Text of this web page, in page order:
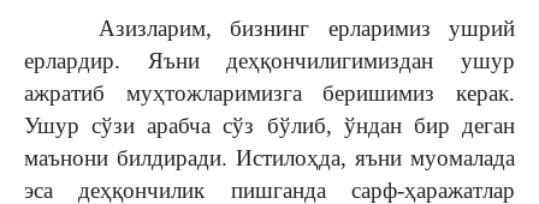
Азизларим, бизнинг ерларимиз ушрий
ерлардир. Яъни деҳқончилигимиздан ушур
ажратиб муҳтожларимизга беришимиз керак.
Ушур сўзи арабча сўз бўлиб, ўндан бир деган
маънони билдиради. Истилоҳда, яъни муомалада
эса деҳқончилик пишганда сарф-ҳаражатлар